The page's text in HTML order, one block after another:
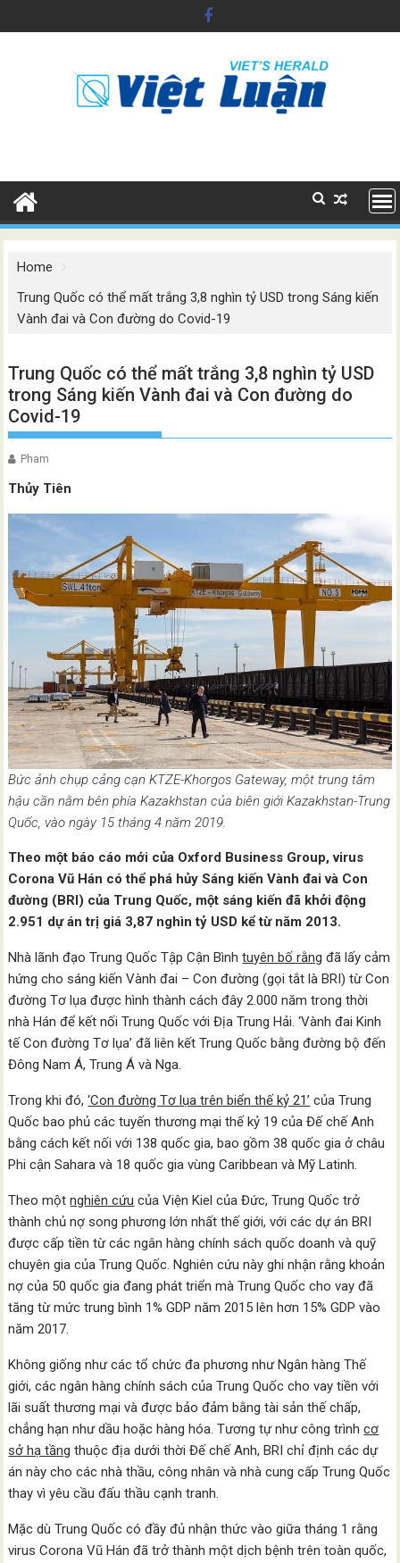
to
Home
Trung Quốc có thể mất trắng 3,8 nghìn tỷ USD trong Sáng kiến
Vành đai và Con đường do Covid-19
Trung Quốc có thể mất trắng 3,8 nghìn tỷ USD
trong Sáng kiến Vành đai và Con đường do
Covid-19
Pham
Thủy Tiên
Bức ảnh chụp cảng cạn KTZE-Khorgos Gateway, một trung tâm
hậu cần nằm bên phía Kazakhstan của biên giới Kazakhstan-Trung
Quốc, vào ngày 15 tháng 4 năm 2019.
Theo một báo cáo mới của Oxford Business Group, virus
Corona Vũ Hán có thể phá hủy Sáng kiến Vành đai và Con
đường (BRI) của Trung Quốc, một sáng kiến đã khởi động
2.951 dự án trị giá 3,87 nghìn tỷ USD kể từ năm 2013.
Nhà lãnh đạo Trung Quốc Tập Cận Bìnhtuyên bố rằng đã lấy cảm
hứng cho sáng kiến Vành đai – Con đường (gọi tắt là BRI) từ Con
đường Tơ lụa được hình thành cách đây 2.000 năm trong thời
nhà Hán để kết nối Trung Quốc với Địa Trung Hải. ‘Vành đai Kinh
tế Con đường Tơ lụa’ đã liên kết Trung Quốc bằng đường bộ đến
Đông Nam Á, Trung Á và Nga.
Trong khi đó,‘Con đường Tơ lụa trên biển thế kỷ 21’ của Trung
Quốc bao phủ các tuyến thương mại thế kỷ 19 của Đế chế Anh
bằng cách kết nối với 138 quốc gia, bao gồm 38 quốc gia ở châu
Phi cận Sahara và 18 quốc gia vùng Caribbean và Mỹ Latinh.
Theo mộtnghiên cứu của Viện Kiel của Đức, Trung Quốc trở
thành chủ nợ song phương lớn nhất thế giới, với các dự án BRI
được cấp tiền từ các ngân hàng chính sách quốc doanh và quỹ
chuyên gia của Trung Quốc. Nghiên cứu này ghi nhận rằng khoản
nợ của 50 quốc gia đang phát triển mà Trung Quốc cho vay đã
tăng từ mức trung bình 1% GDP năm 2015 lên hơn 15% GDP vào
năm 2017.
Không giống như các tổ chức đa phương như Ngân hàng Thế
giới, các ngân hàng chính sách của Trung Quốc cho vay tiền với
lãi suất thương mại và được bảo đảm bằng tài sản thế chấp,
chẳng hạn như dầu hoặc hàng hóa. Tương tự như công trìnhcơ
sở hạ tầng thuộc địa dưới thời Đế chế Anh, BRI chỉ định các dự
án này cho các nhà thầu, công nhân và nhà cung cấp Trung Quốc
thay vì yêu cầu đấu thầu cạnh tranh.
Mặc dù Trung Quốc có đầy đủ nhận thức vào giữa tháng 1 rằng
virus Corona Vũ Hán đã trở thành một dịch bệnh trên toàn quốc,